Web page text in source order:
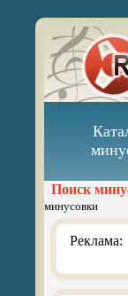
Поиск
минусовки
Реклама: